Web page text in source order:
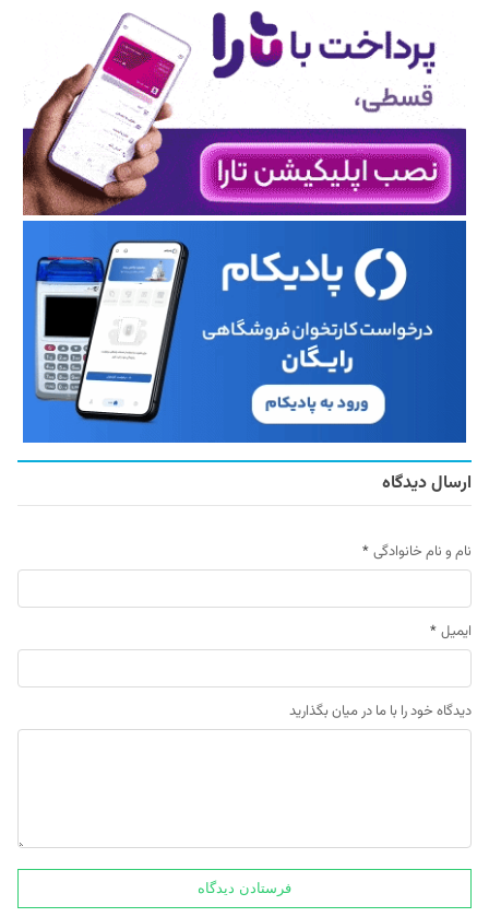
ارسال دیدگاه
نام و نام خانوادگی *
ایمیل *
دیدگاه خود را با ما در میان بگذارید